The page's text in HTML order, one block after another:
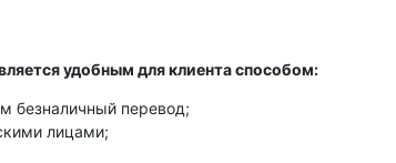
удобным для клиента способом:
безналичный перевод;
лицами;